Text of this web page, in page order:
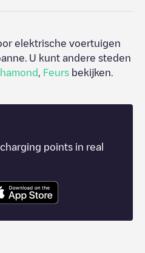
elektrische voertuigen
. U kunt andere steden
Feurs bekijken.
points in real